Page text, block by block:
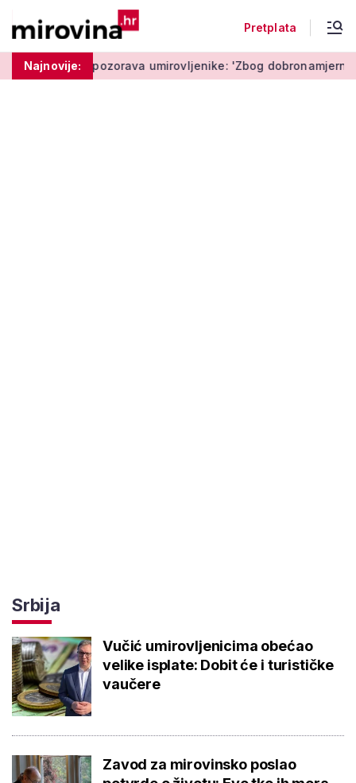
Pretplata
Najnovije:
Policija upozorava umirovljenike: 'Zbog dobronamjernosti
Srbija
Vučić umirovljenicima obećao
velike isplate: Dobit će i turističke
vaučere
Zavod za mirovinsko poslao